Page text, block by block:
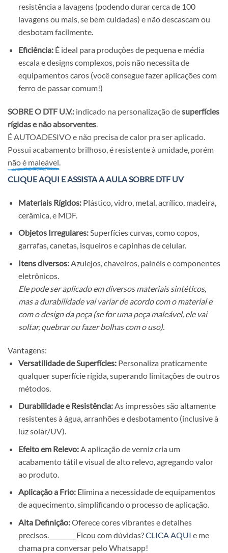
resistência a lavagens (podendo durar cerca de 100
lavagens ou mais, se bem cuidadas) e não descascam ou
desbotam facilmente.
Eficiência:É ideal para produções de pequena e média
escala e designs complexos, pois não necessita de
equipamentos caros (você consegue fazer aplicações com
ferro de passar comum!)
SOBRE O DTF U.V.: indicado na personalização desuperfícies
rígidas e não absorventes
É AUTOADESIVO e não precisa de calor pra ser aplicado.
Possui acabamento brilhoso, é resistente à umidade, porém
não é maleável.
CLIQUE AQUI E ASSISTA A AULA SOBRE DTF UV
Materiais Rígidos:Plástico, vidro, metal, acrílico, madeira,
cerâmica, e MDF.
Objetos Irregulares:Superfícies curvas, como copos,
garrafas, canetas, isqueiros e capinhas de celular.
Itens diversos:Azulejos, chaveiros, painéis e componentes
eletrônicos.
Ele pode ser aplicado em diversos materiais sintéticos,
mas a durabilidade vai variar de acordo com o material e
com o design da peça (se for uma peça maleável, ele vai
soltar, quebrar ou fazer bolhas com o uso).
Vantagens:
Versatilidade de Superfícies:Personaliza praticamente
qualquer superfície rígida, superando limitações de outros
métodos.
Durabilidade e Resistência:As impressões são altamente
resistentes à água, arranhões e desbotamento (inclusive à
luz solar/UV).
Efeito em Relevo:A aplicação de verniz cria um
acabamento tátil e visual de alto relevo, agregando valor
ao produto.
Aplicação a Frio:Elimina a necessidade de equipamentos
de aquecimento, simplificando o processo de aplicação.
Alta Definição:Oferece cores vibrantes e detalhes
precisos._________Ficou com dúvidas?CLICA AQUI e me
chama pra conversar pelo Whatsapp!